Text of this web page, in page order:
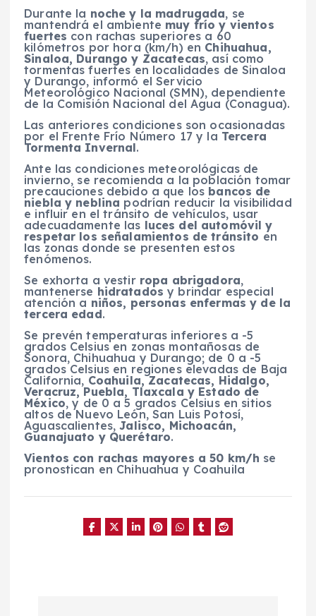
Durante la noche y la madrugada, se
mantendrá el ambiente muy frío y vientos
fuertes con rachas superiores a 60
kilómetros por hora (km/h) en Chihuahua,
Sinaloa, Durango y Zacatecas, así como
tormentas fuertes en localidades de Sinaloa
y Durango, informó el Servicio
Meteorológico Nacional (SMN), dependiente
de la Comisión Nacional del Agua (Conagua).
Las anteriores condiciones son ocasionadas
por el Frente Frío Número 17 y la Tercera
Tormenta Invernal.
Ante las condiciones meteorológicas de
invierno, se recomienda a la población tomar
precauciones debido a que los bancos de
niebla y neblina podrían reducir la visibilidad
e influir en el tránsito de vehículos, usar
adecuadamente las luces del automóvil y
respetar los señalamientos de tránsito en
las zonas donde se presenten estos
fenómenos.
Se exhorta a vestir ropa abrigadora,
mantenerse hidratados y brindar especial
atención a niños, personas enfermas y de la
tercera edad.
Se prevén temperaturas inferiores a -5
grados Celsius en zonas montañosas de
Sonora, Chihuahua y Durango; de 0 a -5
grados Celsius en regiones elevadas de Baja
California, Coahuila, Zacatecas, Hidalgo,
Veracruz, Puebla, Tlaxcala y Estado de
México, y de 0 a 5 grados Celsius en sitios
altos de Nuevo León, San Luis Potosí,
Aguascalientes, Jalisco, Michoacán,
Guanajuato y Querétaro.
Vientos con rachas mayores a 50 km/h se
pronostican en Chihuahua y Coahuila